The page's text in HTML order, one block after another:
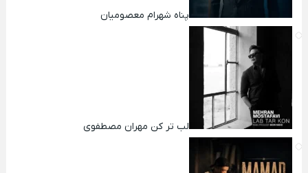
پناه شهرام معصومیان
لب تر کن مهران مصطفوی